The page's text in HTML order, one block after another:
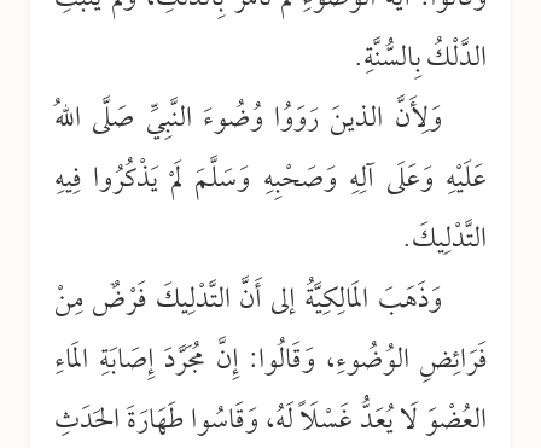
الدَّلْكُ بِالسُّنَّةِ.
وَلِأَنَّ الذينَ رَوَوُا وُضُوءَ النَّبِيِّ صَلَّى اللهُ
عَلَيْهِ وَعَلَى آلِهِ وَصَحْبِهِ وَسَلَّمَ لَمْ يَذْكُرُوا فِيهِ
التَّدْلِيكَ.
وَذَهَبَ المَالِكِيَّةُ إلى أَنَّ التَّدْلِيكَ فَرْضٌ مِنْ
فَرَائِضِ الوُضُوءِ، وَقَالُوا: إِنَّ مُجَرَّدَ إِصَابَةِ المَاءِ
العُضْوَ لَا يُعَدُّ غَسْلَاً لَهُ، وَقَاسُوا طَهَارَةَ الحَدَثِ